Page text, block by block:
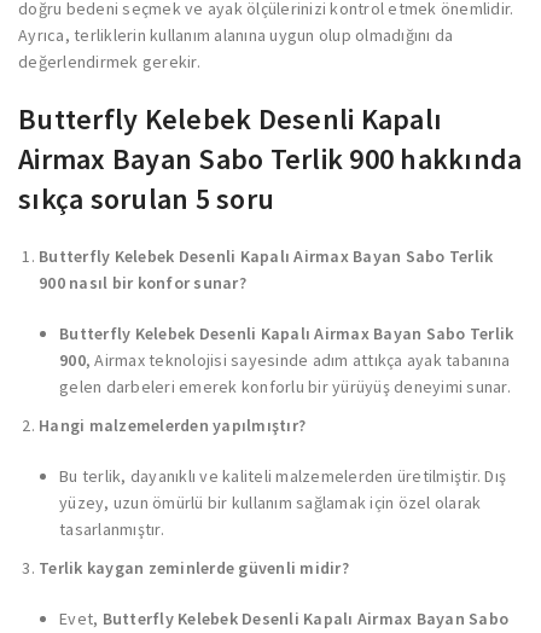
doğru bedeni seçmek ve ayak ölçülerinizi kontrol etmek önemlidir.
Ayrıca, terliklerin kullanım alanına uygun olup olmadığını da
değerlendirmek gerekir.
Butterfly Kelebek Desenli Kapalı
Airmax Bayan Sabo Terlik 900 hakkında
sıkça sorulan 5 soru
Butterfly Kelebek Desenli Kapalı Airmax Bayan Sabo Terlik
900 nasıl bir konfor sunar?
Butterfly Kelebek Desenli Kapalı Airmax Bayan Sabo Terlik
900, Airmax teknolojisi sayesinde adım attıkça ayak tabanına
gelen darbeleri emerek konforlu bir yürüyüş deneyimi sunar.
Hangi malzemelerden yapılmıştır?
Bu terlik, dayanıklı ve kaliteli malzemelerden üretilmiştir. Dış
yüzey, uzun ömürlü bir kullanım sağlamak için özel olarak
tasarlanmıştır.
Terlik kaygan zeminlerde güvenli midir?
Evet, Butterfly Kelebek Desenli Kapalı Airmax Bayan Sabo